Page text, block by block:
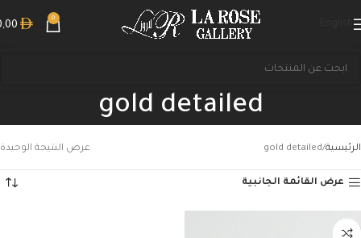
0
gold detailed
الرئيسية gold detailed عرض النتيجة الوحيدة
عرض القائمة الجانبية